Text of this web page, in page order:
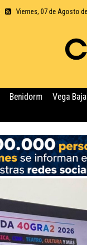
Viernes, 07 de Agosto
Benidorm Vega Baja